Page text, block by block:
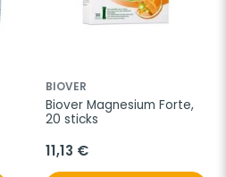
BIOVER
Biover Magnesium Forte,
20 sticks
11,13 €